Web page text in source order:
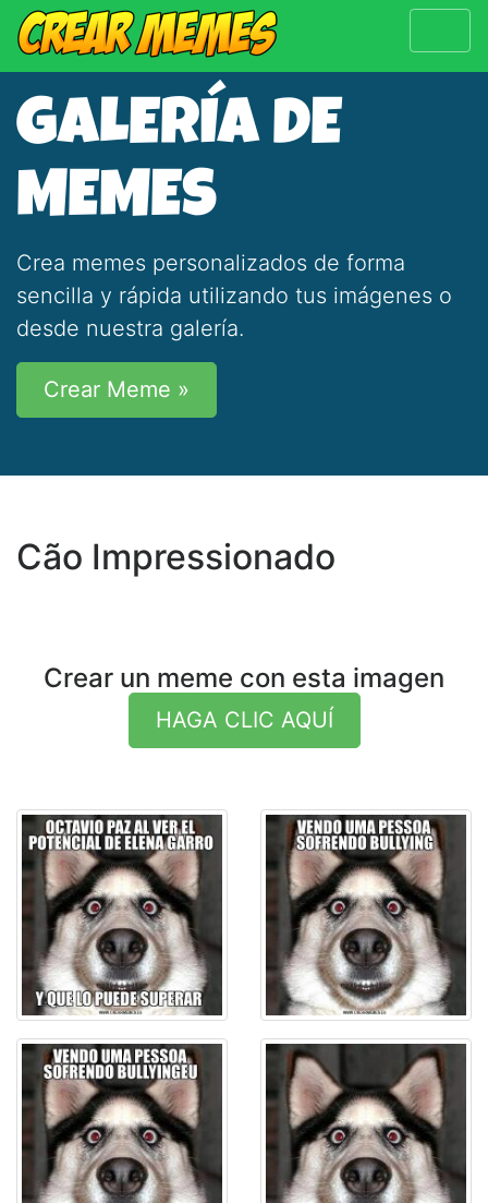
GALERÍA DE
MEMES
Crea memes personalizados de forma
sencilla y rápida utilizando tus imágenes o
desde nuestra galería.
Crear Meme »
Cão Impressionado
Crear un meme con esta imagen
HAGA CLIC AQUÍ